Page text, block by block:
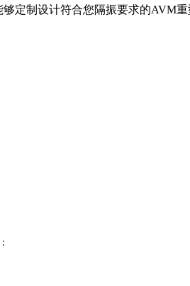
定制设计符合您隔振要求的AVM